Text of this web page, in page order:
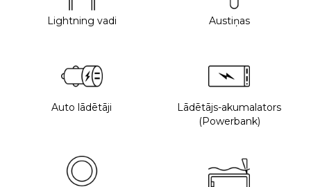
Lightning vadi Austiņas
Auto lādētāji
Lādētājs-akumalators
(Powerbank)